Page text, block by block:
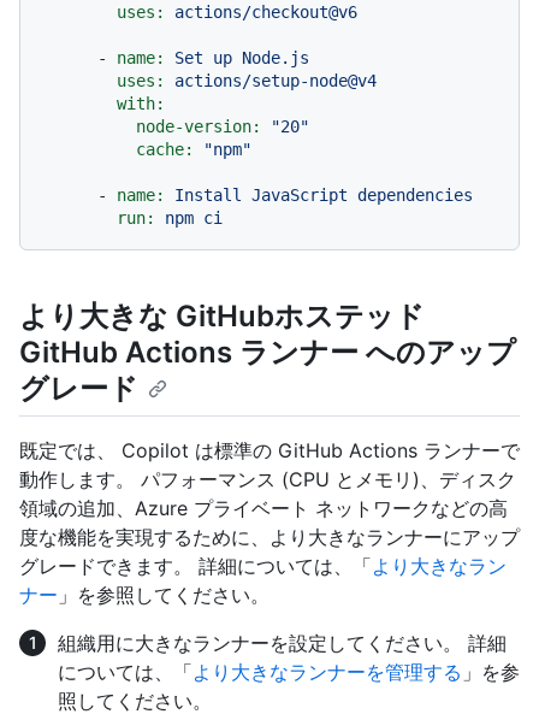
uses:
actions/checkout@v6
- name: Set up Node.js
uses:
actions/setup-node@v4
with:
node-version:
"20"
cache:
"npm"
- name: Install JavaScript dependencies
run:
npm ci
より大きな GitHubホステッド
GitHub Actions ランナー へのアップ
グレード
既定では、 Copilot は標準の GitHub Actions ランナーで
動作します。 パフォーマンス (CPU とメモリ)、ディスク
領域の追加、Azure プライベート ネットワークなどの高
度な機能を実現するために、より大きなランナーにアップ
グレードできます。 詳細については、「より大きなラン
ナー 」を参照してください。
組織用に大きなランナーを設定してください。 詳細
については、「より大きなランナーを管理する 」を参
照してください。